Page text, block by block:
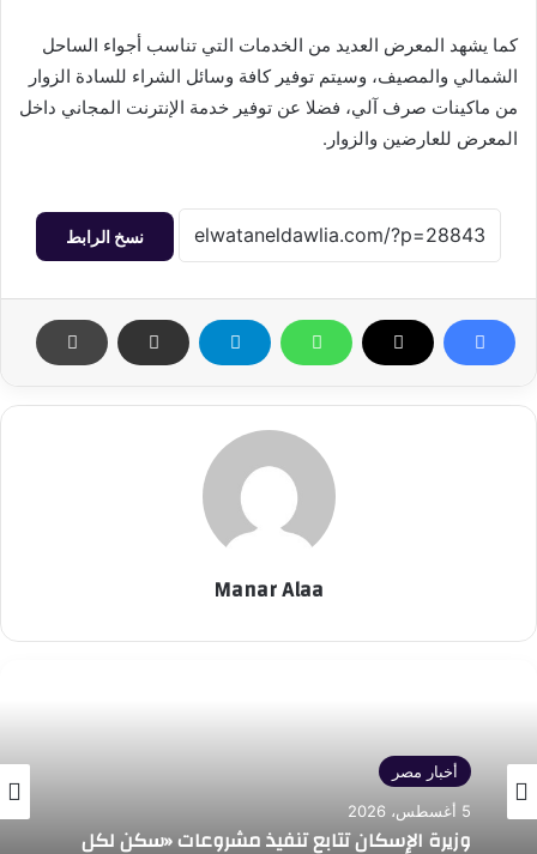
كما يشهد المعرض العديد من الخدمات التي تناسب أجواء الساحل
الشمالي والمصيف، وسيتم توفير كافة وسائل الشراء للسادة الزوار
من ماكينات صرف آلي، فضلا عن توفير خدمة الإنترنت المجاني داخل
المعرض للعارضين والزوار.
نسخ الرابط
Manar Alaa
أخبار مصر
5 أغسطس، 2026
وزيرة الإسكان تتابع تنفيذ مشروعات «سكن لكل